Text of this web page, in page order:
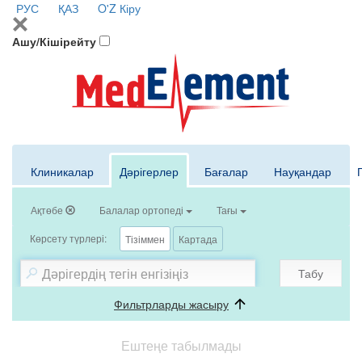
РУС ҚАЗ O'Z Кіру
Ашу/Кішірейту
Клиникалар Дәрігерлер Бағалар Науқандар
Ақтөбе Балалар ортопеді Тағы
Көрсету түрлері: Тізіммен Картада
Табу
Фильтрларды жасыру
Ештеңе табылмады